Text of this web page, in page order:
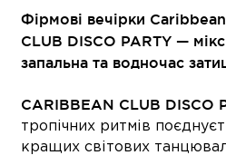
Фірмові вечірки
CLUB DISCO PARTY —
запальна та водночас
CARIBBEAN CLUB DISCO
тропічних ритмів
кращих світових